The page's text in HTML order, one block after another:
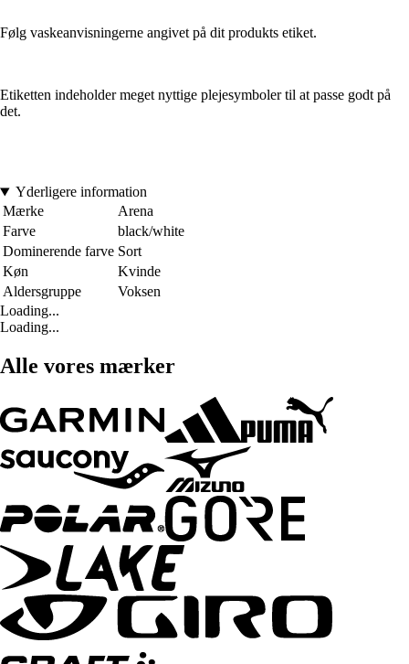
Følg vaskeanvisningerne angivet på dit produkts etiket.
Etiketten indeholder meget nyttige plejesymboler til at passe godt på
det.
Yderligere information
Mærke
Arena
Farve
black/white
Dominerende farve Sort
Køn
Kvinde
Aldersgruppe
Voksen
Loading...
Loading...
Alle vores mærker